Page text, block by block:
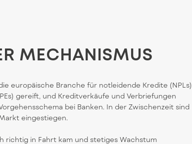
MECHANISMUS
europäische Branche für notleidende Kredite (NPLs)
gereift, und Kreditverkäufe und Verbriefungen
bei Banken. In der Zwischenzeit sind
eingestiegen.
richtig in Fahrt kam und stetiges Wachstum